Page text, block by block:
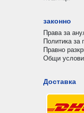
законно
Права за
Политика за
Правно
Общи
Доставка